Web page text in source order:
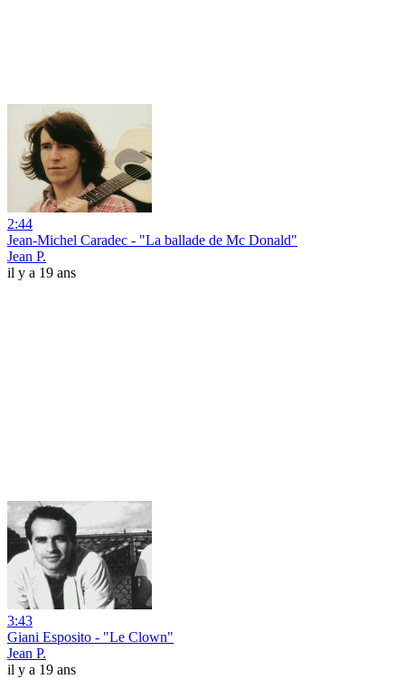
2:44
Jean-Michel Caradec - "La ballade de Mc Donald"
Jean P.
il y a 19 ans
3:43
Giani Esposito - "Le Clown"
Jean P.
il y a 19 ans